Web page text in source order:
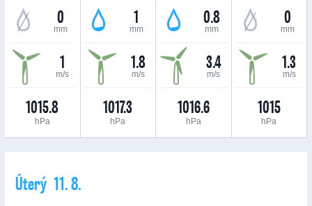
0
mm
1
m/s
1015.8
hPa
1
mm
1.8
m/s
1017.3
hPa
0.8
mm
3.4
m/s
1016.6
hPa
0
mm
1.3
m/s
1015
hPa
Úterý 11. 8.